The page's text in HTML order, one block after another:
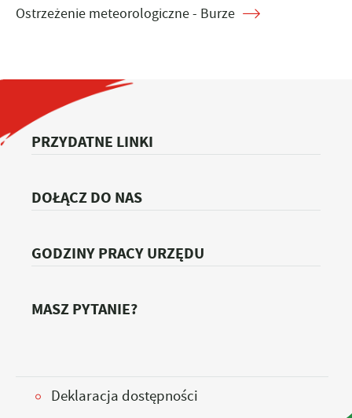
Ostrzeżenie meteorologiczne - Burze
PRZYDATNE LINKI
DOŁĄCZ DO NAS
GODZINY PRACY URZĘDU
MASZ PYTANIE?
Deklaracja dostępności